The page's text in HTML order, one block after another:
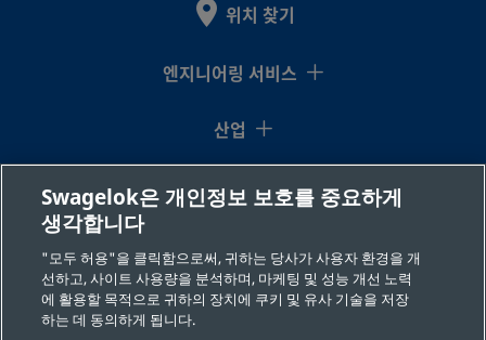
위치 찾기
엔지니어링 서비스
산업
지식센터
회사 소개
Swagelok은 개인정보 보호를 중요하게
생각합니다
"모두 허용"을 클릭함으로써, 귀하는 당사가 사용자 환경을 개
선하고, 사이트 사용량을 분석하며, 마케팅 및 성능 개선 노력
에 활용할 목적으로 귀하의 장치에 쿠키 및 유사 기술을 저장
하는 데 동의하게 됩니다.